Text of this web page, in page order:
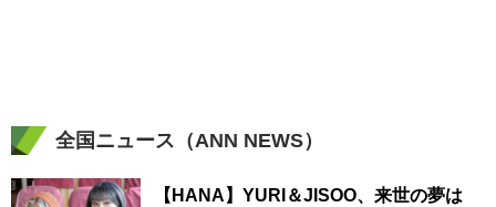
全国ニュース（ANN NEWS）
【HANA】YURI＆JISOO、来世の夢は